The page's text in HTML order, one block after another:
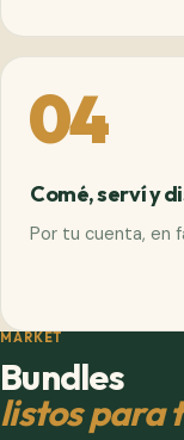
04
Comé, serví y
Por tu cuenta, en
MARKET
Bundles
listos para